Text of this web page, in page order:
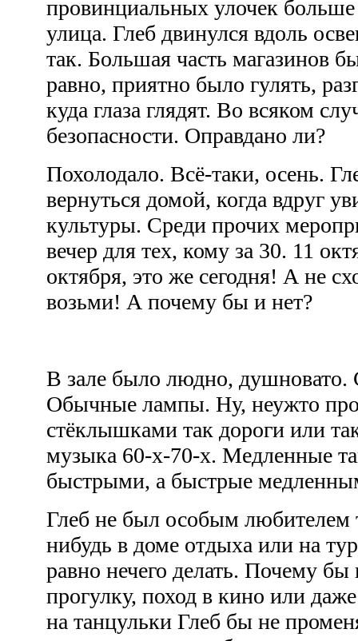
провинциальных улочек
улица. Глеб двинулся вдоль
так. Большая часть магазинов
равно, приятно было гулять,
куда глаза глядят. Во всяком
безопасности. Оправдано ли?
Похолодало. Всё-таки, осень.
вернуться домой, когда вдруг
культуры. Среди прочих
вечер для тех, кому за 30. 11
октября, это же сегодня! А не
возьми! А почему бы и нет?
В зале было людно, душновато.
Обычные лампы. Ну, неужто
стёклышками так дороги или
музыка 60-х-70-х. Медленные
быстрыми, а быстрые
Глеб не был особым любителем
нибудь в доме отдыха или на
равно нечего делать. Почему бы
прогулку, поход в кино или
на танцульки Глеб бы не